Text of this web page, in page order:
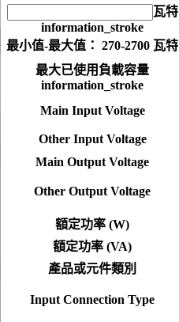
瓦特
information_stroke
最小值-最大值： 270-2700 瓦特
最大已使用負載容量
information_stroke
Main Input Voltage
Other Input Voltage
Main Output Voltage
Other Output Voltage
額定功率 (W)
額定功率 (VA)
產品或元件類別
Input Connection Type